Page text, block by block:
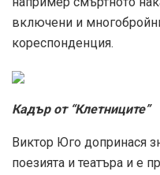
включени и
кореспонденция.
Кадър от “Клетниците”
Виктор Юго допринася
поезията и театъра и е